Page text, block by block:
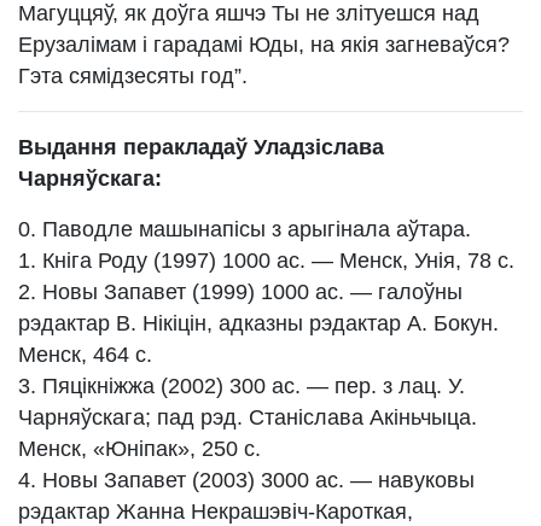
Магуццяў, як доўга яшчэ Ты не злітуешся над
Ерузалімам і гарадамі Юды, на якія загневаўся?
Гэта сямідзесяты год”.
Выдання перакладаў Уладзіслава
Чарняўскага:
0. Паводле машынапісы з арыгінала аўтара.
1. Кнiга Роду (1997) 1000 ас. — Менск, Унія, 78 с.
2. Новы Запавет (1999) 1000 ас. — галоўны
рэдактар В. Нікіцін, адказны рэдактар А. Бокун.
Менск, 464 с.
3. Пяцікніжжа (2002) 300 ас. — пер. з лац. У.
Чарняўскага; пад рэд. Станіслава Акіньчыца.
Менск, «Юніпак», 250 с.
4. Новы Запавет (2003) 3000 ас. — навуковы
рэдактар Жанна Некрашэвіч-Кароткая,